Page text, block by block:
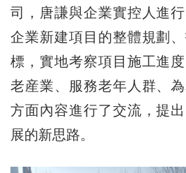
司，唐謙與企業實控人進
企業新建項目的整體規劃
標，實地考察項目施工進
老産業、服務老年人群、
方面內容進行了交流，提
展的新思路。